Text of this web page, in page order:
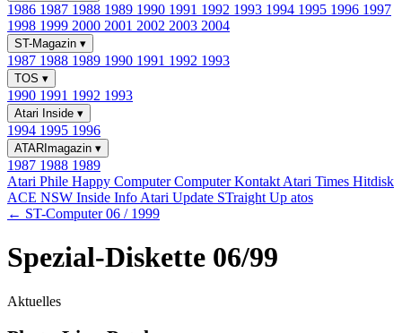
1986 1987 1988 1989 1990 1991 1992 1993 1994 1995 1996 1997
1998 1999 2000 2001 2002 2003 2004
ST-Magazin ▾
1987 1988 1989 1990 1991 1992 1993
TOS ▾
1990 1991 1992 1993
Atari Inside ▾
1994 1995 1996
ATARImagazin ▾
1987 1988 1989
Atari Phile Happy ComputerComputer Kontakt Atari Times Hitdisk
ACE NSW Inside Info Atari Update STraight Up atos
← ST-Computer 06 / 1999
Spezial-Diskette 06/99
Aktuelles